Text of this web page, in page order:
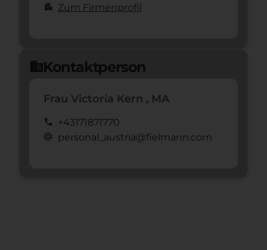
apartment Zum Firmenprofil
domainKontaktperson
Frau Victoria Kern , MA
call +43171871770
alternate_email personal_austria@fielmann.com